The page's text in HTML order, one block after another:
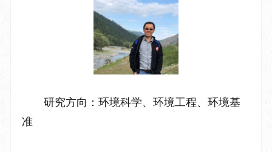
研究方向：环境科学、环境工程、环境基
准